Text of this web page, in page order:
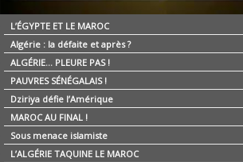
L’ÉGYPTE ET LE MAROC
Algérie : la défaite et après ?
ALGÉRIE… PLEURE PAS !
PAUVRES SÉNÉGALAIS !
Dziriya défie l’Amérique
MAROC AU FINAL !
Sous menace islamiste
L’ALGÉRIE TAQUINE LE MAROC